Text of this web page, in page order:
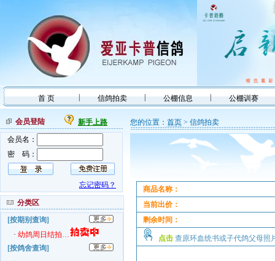
首 页 信鸽拍卖 公棚信息 公棚训赛
会员登陆
新手上路
会员名：
密 码：
忘记密码？
分类区
[按期别查询]
· 幼鸽周日结拍…
[按鸽舍查询]
您的位置： 首页 > 信鸽拍卖
商品名称：
当前出价：
剩余时间：
点击 查原环血统书或子代鸽父母